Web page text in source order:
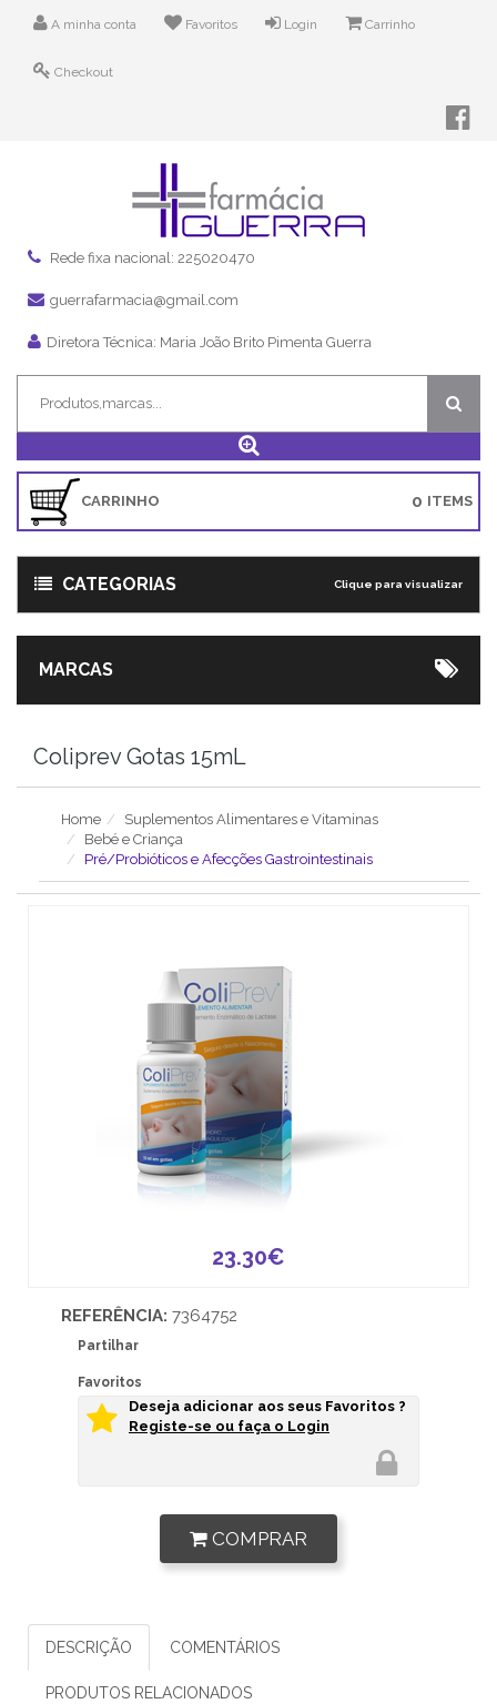
A minha conta Favoritos Login Carrinho
Checkout
Rede fixa nacional: 225020470
guerrafarmacia@gmail.com
Diretora Técnica: Maria João Brito Pimenta Guerra
CARRINHO ITEMS
0
CATEGORIAS Clique para visualizar
MARCAS
Coliprev Gotas 15mL
Home
Suplementos Alimentares e Vitaminas
Bebé e Criança
Pré/Probióticos e Afecções Gastrointestinais
23.30€
REFERÊNCIA: 7364752
Partilhar
Favoritos
Deseja adicionar aos seus Favoritos ?
Registe-se ou faça o Login
COMPRAR
DESCRIÇÃO COMENTÁRIOS
PRODUTOS RELACIONADOS